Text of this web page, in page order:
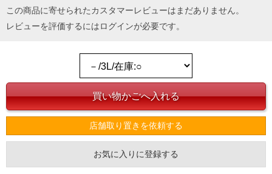
3L/130/78/130/58/24
4L/140/80/140/60/25
5L/150/82/150/62/26
返品交換希望の方は、商品到着後1週間以内にご連絡ください。
ご了承くださいませ。
※【ボトムの裾上げをご希望の場合】
裾上げ料金は500円+税となります。
備考欄に股下●cmとご記入下さい。（裾上げ無料対象商品は1本につき税込6,000円以
上の品が対象。1本5,999円以下の商品は有料（500円+税）となります。）
出荷まで約1週間～20日間程お時間を頂く場合がございます。
この商品に寄せられたカスタマーレビューはまだありません。
レビューを評価するにはログインが必要です。
店舗取り置きを依頼する
お気に入りに登録する